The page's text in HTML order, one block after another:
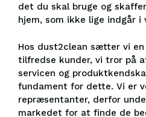
det du skal bruge og
hjem, som ikke lige indgår
Hos dust2clean sætter vi
tilfredse kunder, vi tror på
servicen og
fundament for dette. Vi er
repræsentanter, derfor
markedet for at finde de